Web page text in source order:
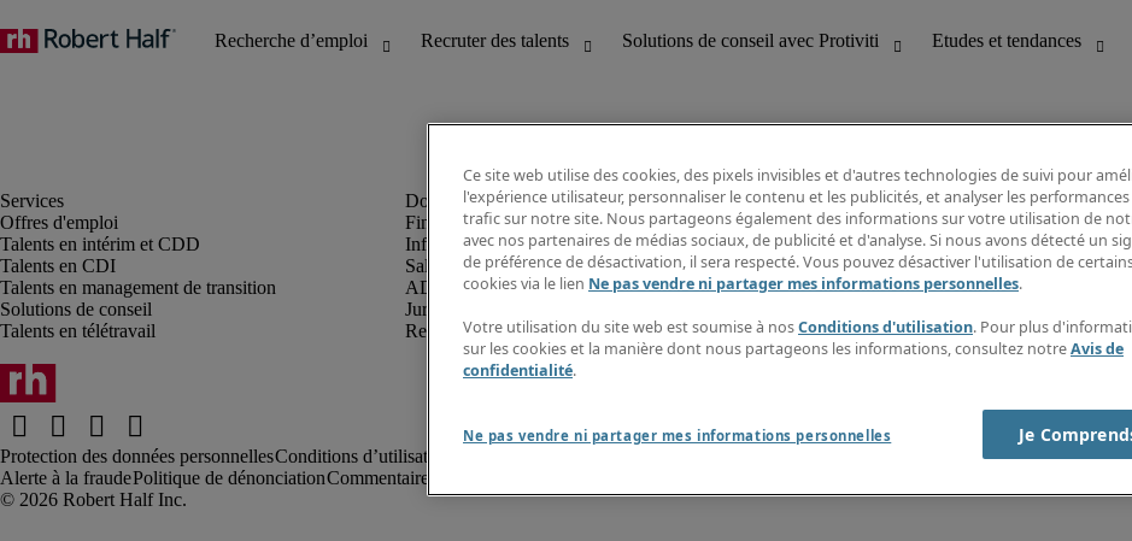
Offres d'emploi
Talents en intérim et CDD
Talents en CDI
Talents en management de transition
Solutions de conseil
Talents en télétravail
Finance et comptabilité
Informatique et IT
Sales et marketing
ADV, supply et performance client
Juridique et fiscal
Ressources humaines et paie
Etudes et tendances
Fiches métiers
Guide des salaires
Informations intérimaires
S'abonner à la newsletter
Créer une alerte emploi
Protection des données personnellesConditions d’utilisation
Alerte à la fraudePolitique de dénonciationCommentaires au webmaster
Ce site web utilise des cookies, des pixels invisibles et d'autres technologies de suivi pour
l'expérience utilisateur, personnaliser le contenu et les publicités, et analyser les
trafic sur notre site. Nous partageons également des informations sur votre utilisation de
avec nos partenaires de médias sociaux, de publicité et d'analyse. Si nous avons détecté un
de préférence de désactivation, il sera respecté. Vous pouvez désactiver l'utilisation de
cookies via le lien Ne pas vendre ni partager mes informations personnelles.
Votre utilisation du site web est soumise à nosConditions d'utilisation. Pour plus
sur les cookies et la manière dont nous partageons les informations, consultez notreAvis de
confidentialité.
Ne pas vendre ni partager mes informations personnelles Je